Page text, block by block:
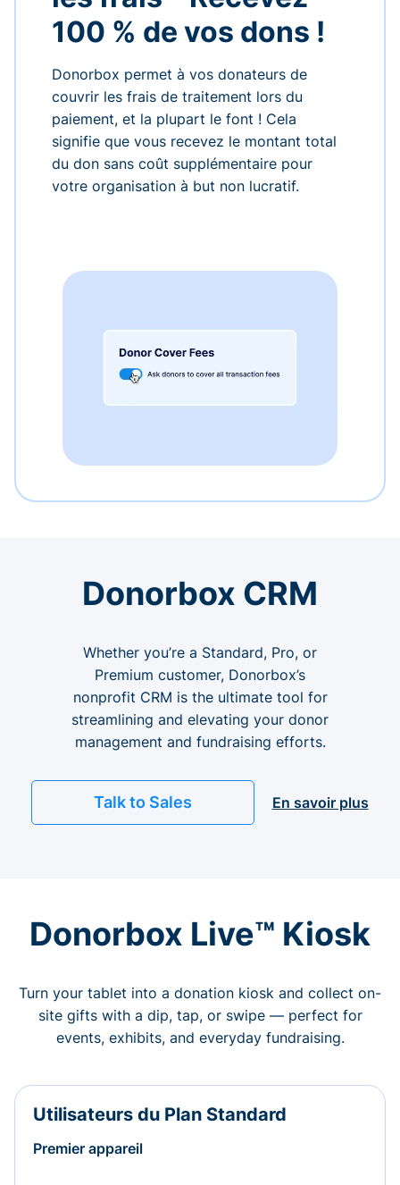
100 % de vos dons !
Donorbox permet à vos donateurs de
couvrir les frais de traitement lors du
paiement, et la plupart le font ! Cela
signifie que vous recevez le montant total
du don sans coût supplémentaire pour
votre organisation à but non lucratif.
Donorbox CRM
Whether you’re a Standard, Pro, or
Premium customer, Donorbox’s
nonprofit CRM is the ultimate tool for
streamlining and elevating your donor
management and fundraising efforts.
Talk to Sales En savoir plus
Donorbox Live™ Kiosk
Turn your tablet into a donation kiosk and collect on-
site gifts with a dip, tap, or swipe — perfect for
events, exhibits, and everyday fundraising.
Utilisateurs du Plan Standard
Premier appareil